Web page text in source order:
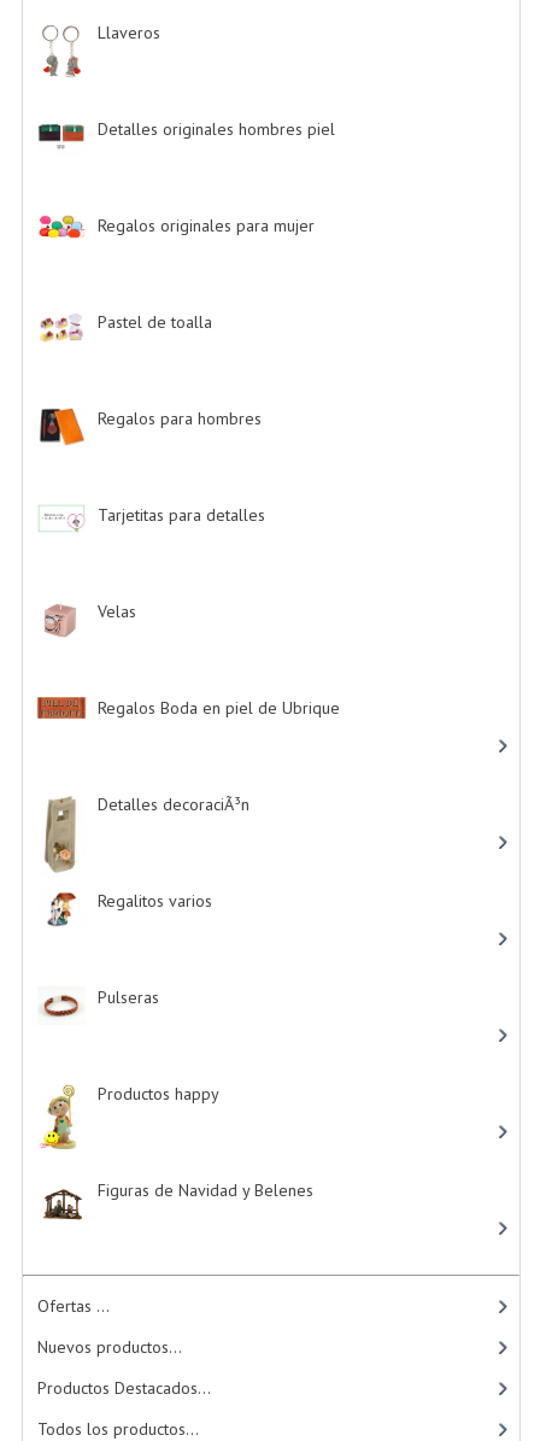
Llaveros
Detalles originales hombres piel
Regalos originales para mujer
Pastel de toalla
Regalos para hombres
Tarjetitas para detalles
Velas
Regalos Boda en piel de Ubrique
Detalles decoraciÃ³n
Regalitos varios
Pulseras
Productos happy
Figuras de Navidad y Belenes
Ofertas ...
Nuevos productos...
Productos Destacados...
Todos los productos...